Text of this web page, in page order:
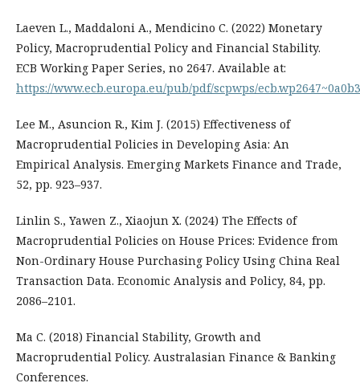
Laeven L., Maddaloni A., Mendicino C. (2022) Monetary
Policy, Macroprudential Policy and Financial Stability.
ECB Working Paper Series, no 2647. Available at:
https://www.ecb.europa.eu/pub/pdf/scpwps/
Lee M., Asuncion R., Kim J. (2015) Effectiveness of
Macroprudential Policies in Developing Asia: An
Empirical Analysis. Emerging Markets Finance and Trade,
52, pp. 923–937.
Linlin S., Yawen Z., Xiaojun X. (2024) The Effects of
Macroprudential Policies on House Prices: Evidence from
Non-Ordinary House Purchasing Policy Using China Real
Transaction Data. Economic Analysis and Policy, 84, pp.
2086–2101.
Ma C. (2018) Financial Stability, Growth and
Macroprudential Policy. Australasian Finance & Banking
Conferences.